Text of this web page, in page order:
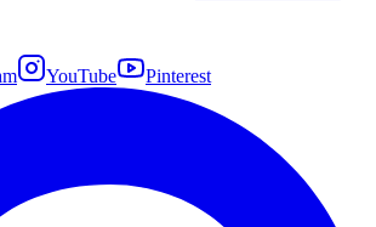
YouTube Pinterest